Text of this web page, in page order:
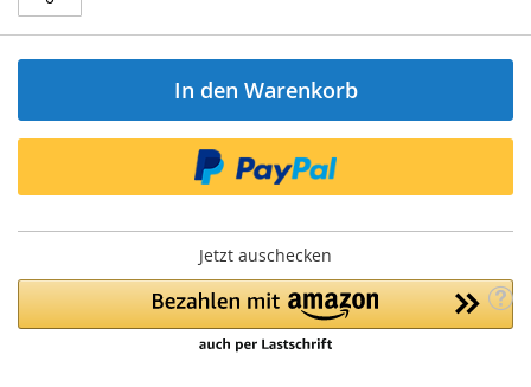
In den Warenkorb
Jetzt auschecken